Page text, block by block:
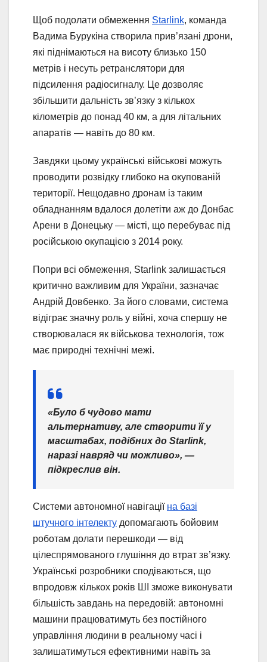
Щоб подолати обмеження Starlink, команда
Вадима Бурукіна створила прив’язані дрони,
які піднімаються на висоту близько 150
метрів і несуть ретранслятори для
підсилення радіосигналу. Це дозволяє
збільшити дальність зв’язку з кількох
кілометрів до понад 40 км, а для літальних
апаратів — навіть до 80 км.
Завдяки цьому українські військові можуть
проводити розвідку глибоко на окупованій
території. Нещодавно дронам із таким
обладнанням вдалося долетіти аж до Донбас
Арени в Донецьку — місті, що перебуває під
російською окупацією з 2014 року.
Попри всі обмеження, Starlink залишається
критично важливим для України, зазначає
Андрій Довбенко. За його словами, система
відіграє значну роль у війні, хоча спершу не
створювалася як військова технологія, тож
має природні технічні межі.
«Було б чудово мати
альтернативу, але створити її у
масштабах, подібних до Starlink,
наразі навряд чи можливо», —
підкреслив він.
Системи автономної навігації на базі
штучного інтелекту допомагають бойовим
роботам долати перешкоди — від
цілеспрямованого глушіння до втрат зв’язку.
Українські розробники сподіваються, що
впродовж кількох років ШІ зможе виконувати
більшість завдань на передовій: автономні
машини працюватимуть без постійного
управління людини в реальному часі і
залишатимуться ефективними навіть за